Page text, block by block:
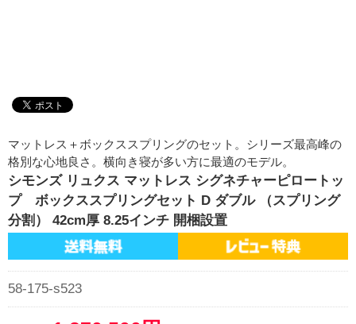
マットレス＋ボックススプリングのセット。シリーズ最高峰の
格別な心地良さ。横向き寝が多い方に最適のモデル。
シモンズ リュクス マットレス シグネチャーピロートッ
プ ボックススプリングセット D ダブル （スプリング
分割） 42cm厚 8.25インチ 開梱設置
58-175-s523